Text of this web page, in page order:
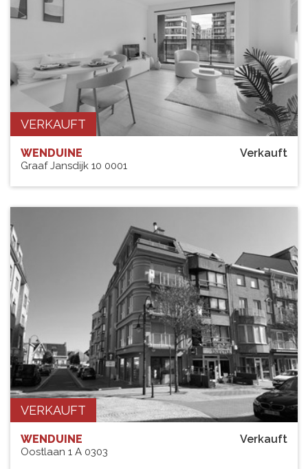
VERKAUFT
Verkauft
WENDUINE
Graaf Jansdijk 10 0001
VERKAUFT
Verkauft
WENDUINE
Oostlaan 1 A 0303